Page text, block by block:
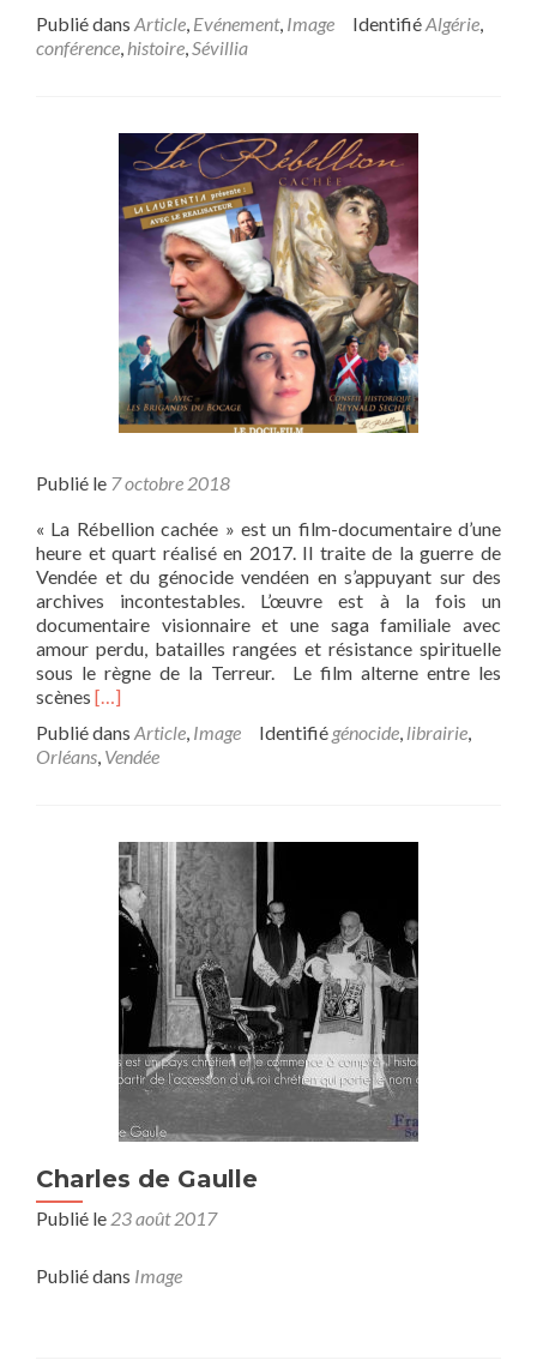
plus
surConférence-
Orléans
:
« Les
vérités
cachées
de
la
guerre
d’Algérie »,
avec
Jean
Sévillia,
lundi
2019
Publié dans Article, Evénement, Image IdentifiéAlgérie,
conférence, histoire,Sévillia
Publié le 7 octobre 2018
« La Rébellion cachée » est un film-documentaire d’une
heure et quart réalisé en 2017. Il traite de la guerre de
Vendée et du génocide vendéen en s’appuyant sur des
archives incontestables. L’œuvre est à la fois un
documentaire visionnaire et une saga familiale avec
amour perdu, batailles rangées et résistance spirituelle
sous le règne de la Terreur. Le film alterne entre les
scènes En
plus
sur« La
docu-
film
génocide
vendéen
(1793-
1795)
[…]
Publié dans Article, Image Identifié génocide, librairie,
Orléans, Vendée
Charles de Gaulle
Publié le 23 août 2017
Publié dans Image